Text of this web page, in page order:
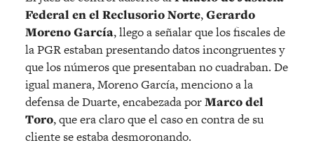
Federal en el Reclusorio Norte,Gerardo
Moreno García, llego a señalar que los fiscales de
la PGR estaban presentando datos incongruentes y
que los números que presentaban no cuadraban. De
igual manera, Moreno García, menciono a la
defensa de Duarte, encabezada porMarco del
Toro, que era claro que el caso en contra de su
cliente se estaba desmoronando.